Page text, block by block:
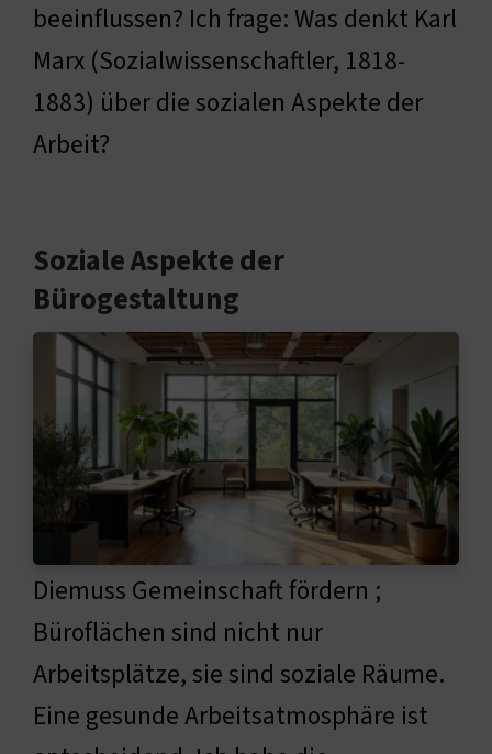
beeinflussen? Ich frage: Was denkt Karl
Marx (Sozialwissenschaftler, 1818-
1883) über die sozialen Aspekte der
Arbeit?
Soziale Aspekte der
Bürogestaltung
Diemuss Gemeinschaft fördern ;
Büroflächen sind nicht nur
Arbeitsplätze, sie sind soziale Räume.
Eine gesunde Arbeitsatmosphäre ist